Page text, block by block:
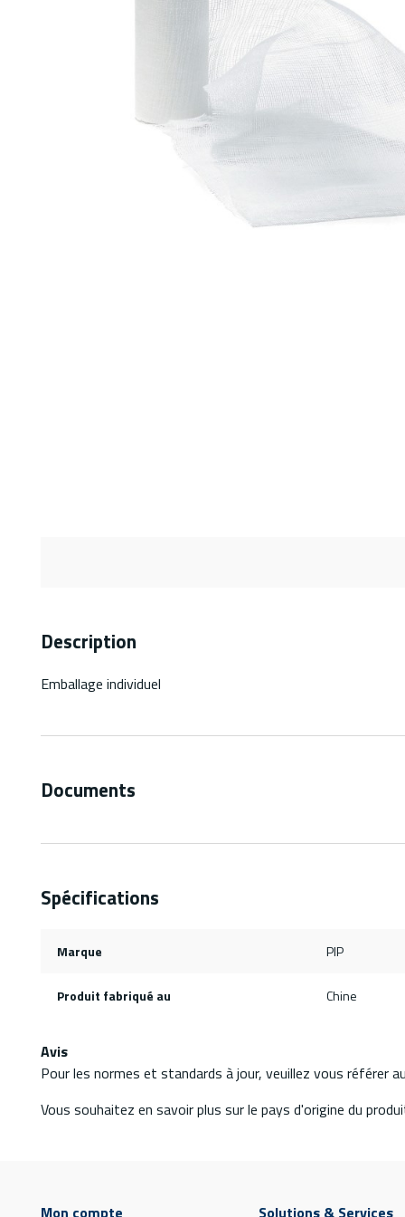
Description
Emballage individuel
Documents
Spécifications
Marque PIP
Produit fabriqué au Chine
Avis
Pour les normes et standards à jour, veuillez vous référer
Vous souhaitez en savoir plus sur le pays d'origine du
Mon compte Solutions & Services